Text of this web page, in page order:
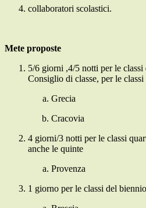
collaboratori scolastici.
Mete proposte
5/6 giorni ,4/5 notti per le classi
Consiglio di classe, per le classi
Grecia
Cracovia
4 giorni/3 notti per le classi
anche le quinte
Provenza
1 giorno per le classi del biennio